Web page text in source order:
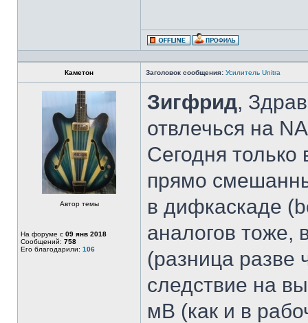
Каметон Заголовок сообщения: Усилитель Unitra
Автор темы
На форуме с 09 янв 2018
Сообщений: 758
Его благодарили: 106
Зигфрид,
отвлечься на
Сегодня только
прямо
в дифкаскаде
аналогов тоже,
(разница разве
следствие на
мВ (как и в